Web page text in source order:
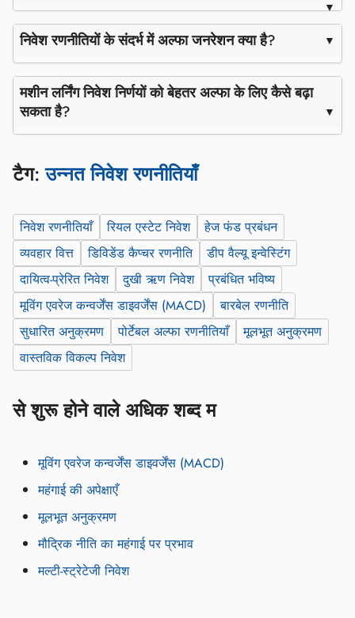
निवेश रणनीतियों के संदर्भ में अल्फा जनरेशन क्या है?
मशीन लर्निंग निवेश निर्णयों को बेहतर अल्फा के लिए कैसे बढ़ा
सकता है?
टैग:उन्नत निवेश रणनीतियाँ
निवेश रणनीतियाँ रियल एस्टेट निवेश
हेज फंड प्रबंधन
व्यवहार वित्त
डिविडेंड कैप्चर रणनीति
डीप वैल्यू इन्वेस्टिंग
दायित्व-प्रेरित निवेश
दुखी ऋण निवेश
प्रबंधित भविष्य
मूविंग एवरेज कन्वर्जेंस डाइवर्जेंस (MACD)
बारबेल रणनीति
सुधारित अनुक्रमण
पोर्टेबल अल्फा रणनीतियाँ
मूलभूत अनुक्रमण
वास्तविक विकल्प निवेश
से शुरू होने वाले अधिक शब्द म
मूविंग एवरेज कन्वर्जेंस डाइवर्जेंस (MACD)
महंगाई की अपेक्षाएँ
मूलभूत अनुक्रमण
मौद्रिक नीति का महंगाई पर प्रभाव
मल्टी-स्ट्रेटेजी निवेश